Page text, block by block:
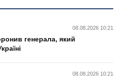
08.08.2026 10:21
генерала, який
08.08.2026 10:21